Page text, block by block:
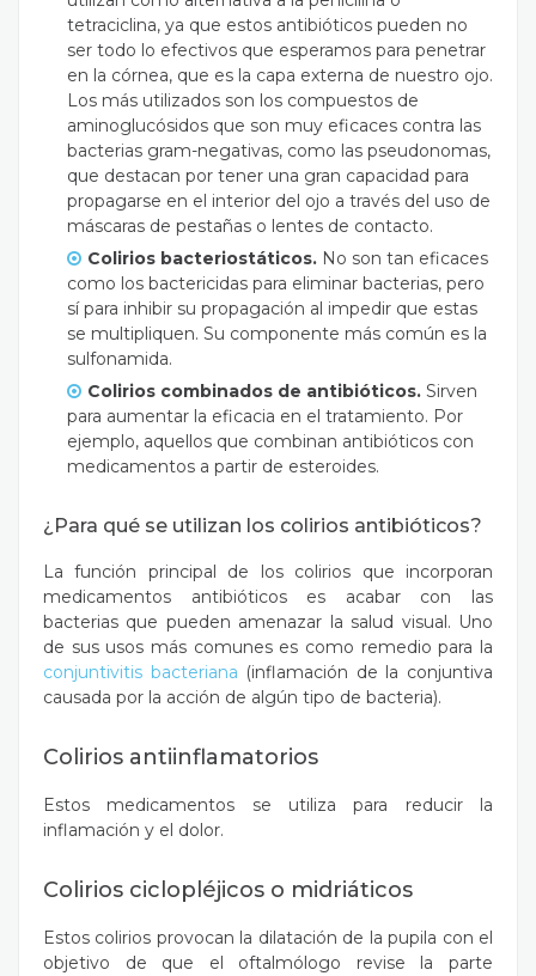
tetraciclina, ya que estos antibióticos pueden no
ser todo lo efectivos que esperamos para penetrar
en la córnea, que es la capa externa de nuestro ojo.
Los más utilizados son los compuestos de
aminoglucósidos que son muy eficaces contra las
bacterias gram-negativas, como las pseudonomas,
que destacan por tener una gran capacidad para
propagarse en el interior del ojo a través del uso de
máscaras de pestañas o lentes de contacto.
Colirios bacteriostáticos. No son tan eficaces
como los bactericidas para eliminar bacterias, pero
sí para inhibir su propagación al impedir que estas
se multipliquen. Su componente más común es la
sulfonamida.
Colirios combinados de antibióticos. Sirven
para aumentar la eficacia en el tratamiento. Por
ejemplo, aquellos que combinan antibióticos con
medicamentos a partir de esteroides.
¿Para qué se utilizan los colirios antibióticos?
La función principal de los colirios que incorporan
medicamentos antibióticos es acabar con las
bacterias que pueden amenazar la salud visual. Uno
de sus usos más comunes es como remedio para la
conjuntivitis bacteriana (inflamación de la conjuntiva
causada por la acción de algún tipo de bacteria).
Colirios antiinflamatorios
Estos medicamentos se utiliza para reducir la
inflamación y el dolor.
Colirios ciclopléjicos o midriáticos
Estos colirios provocan la dilatación de la pupila con el
objetivo de que el oftalmólogo revise la parte